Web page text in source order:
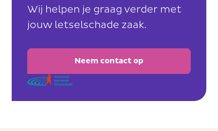
Wij helpen je graag verder met
jouw letselschade zaak.
Neem contact op